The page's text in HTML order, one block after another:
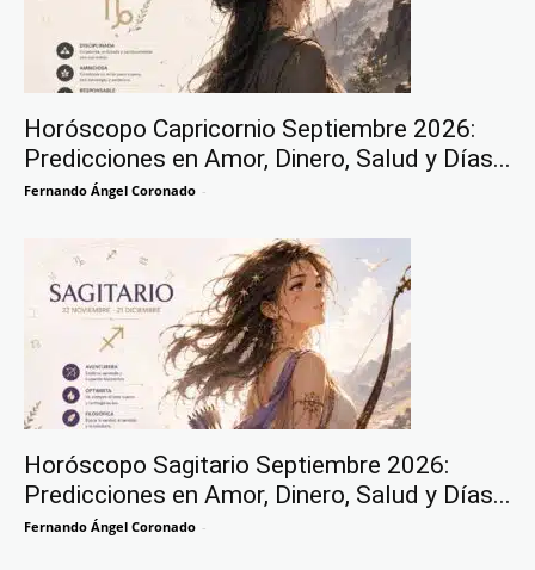
Horóscopo Capricornio Septiembre 2026:
Predicciones en Amor, Dinero, Salud y Días...
Fernando Ángel Coronado -
Horóscopo Sagitario Septiembre 2026:
Predicciones en Amor, Dinero, Salud y Días...
Fernando Ángel Coronado -